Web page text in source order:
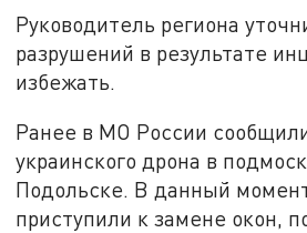
Руководитель региона
разрушений в результате
избежать.
Ранее в МО России
украинского дрона в
Подольске. В данный
приступили к замене окон,